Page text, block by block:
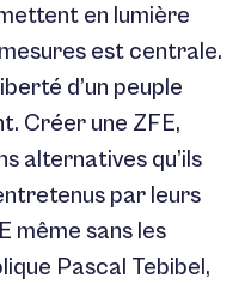
en lumière
est centrale.
d’un peuple
Créer une ZFE,
alternatives qu’ils
par leurs
même sans les
Pascal Tebibel,